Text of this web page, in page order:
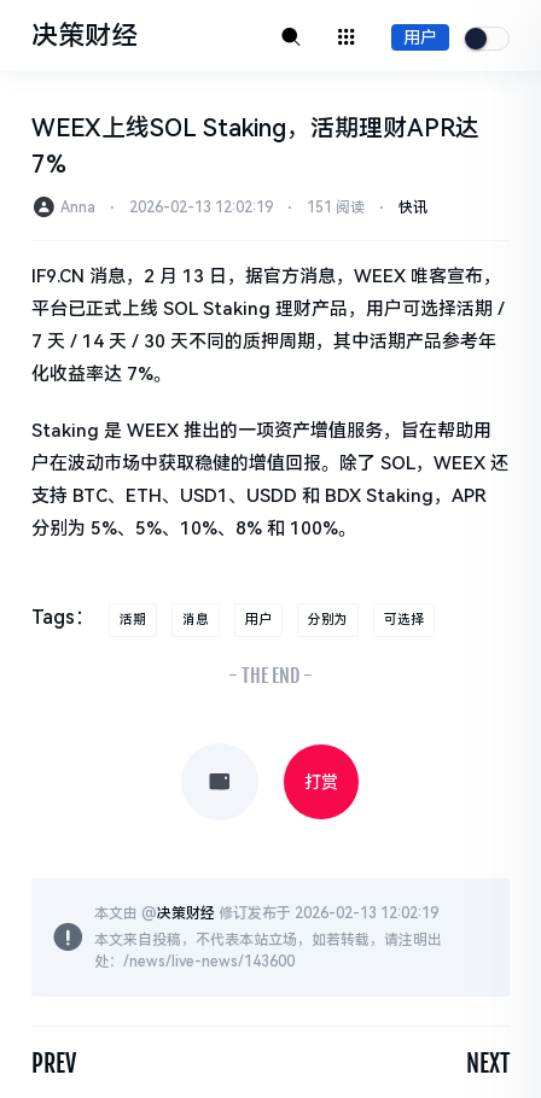
决策财经 用户
WEEX上线SOL Staking，活期理财APR达
7%
Anna ⋅ 2026-02-13 12:02:19 ⋅ 151 阅读 ⋅ 快讯
IF9.CN 消息，2 月 13 日，据官方消息，WEEX 唯客宣布，
平台已正式上线 SOL Staking 理财产品，用户可选择活期 /
7 天 / 14 天 / 30 天不同的质押周期，其中活期产品参考年
化收益率达 7%。
Staking 是 WEEX 推出的一项资产增值服务，旨在帮助用
户在波动市场中获取稳健的增值回报。除了 SOL，WEEX 还
支持 BTC、ETH、USD1、USDD 和 BDX Staking，APR
分别为 5%、5%、10%、8% 和 100%。
Tags： 活期 消息 用户 分别为 可选择
- THE END -
打赏
本文由 @决策财经 修订发布于 2026-02-13 12:02:19
本文来自投稿，不代表本站立场，如若转载，请注明出
处：/news/live-news/143600
PREV NEXT